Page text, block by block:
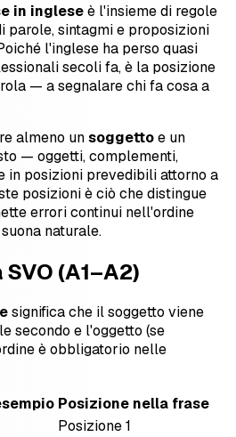
in ingleseè l'insieme di regole
parole, sintagmi e proposizioni
l'inglese ha perso quasi
secoli fa, è la posizione
— a segnalare chi fa cosa a
almeno unsoggettoe un
— oggetti, complementi,
posizioni prevedibili attorno a
posizioni è ciò che distingue
errori continui nell'ordine
naturale.
(A1–A2)
significa che il soggetto viene
secondo e l'oggetto (se
è obbligatorio nelle
Posizione nella frase
Posizione 1